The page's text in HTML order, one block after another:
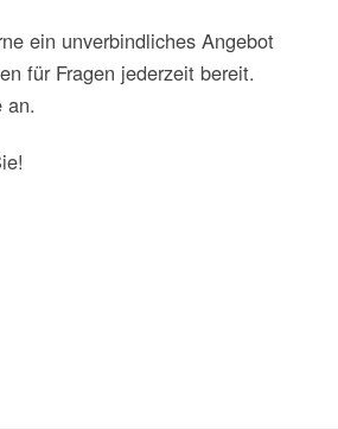
ein unverbindliches Angebot
für Fragen jederzeit bereit.
an.